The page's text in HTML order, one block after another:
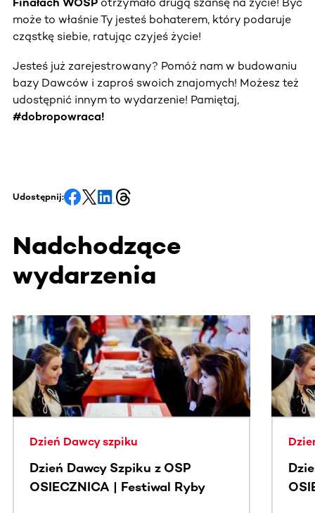
może to właśnie Ty jesteś bohaterem, który podaruje
cząstkę siebie, ratując czyjeś życie!
Jesteś już zarejestrowany? Pomóż nam w budowaniu
bazy Dawców i zaproś swoich znajomych! Możesz też
udostępnić innym to wydarzenie! Pamiętaj,
#dobropowraca!
Udostępnij:
Nadchodzące
wydarzenia
Ta sekcja zawiera treści przewijane w poziomie. Użyj
Dzień Dawcy szpiku
Dzień Dawcy Szpiku z OSP
OSIECZNICA | Festiwal Ryby